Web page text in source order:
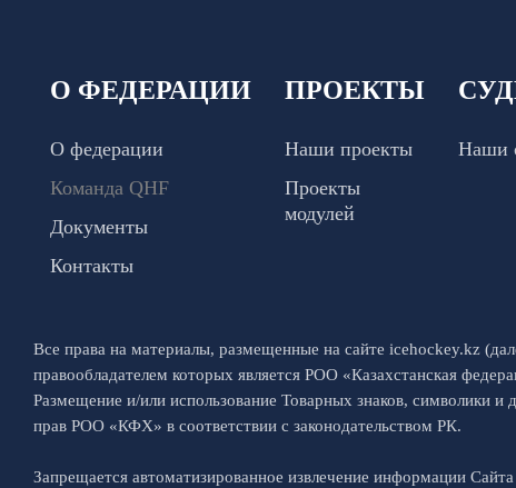
О ФЕДЕРАЦИИ
О федерации
Команда QHF
Документы
Контакты
ПРОЕКТЫ
Наши проекты
Проекты
модулей
Наши
Все права на материалы, размещенные на сайте icehockey.kz
правообладателем которых является РОО «Казахстанская
Размещение и/или использование Товарных знаков, символики
прав РОО «КФХ» в соответствии с законодательством РК.
Запрещается автоматизированное извлечение информации